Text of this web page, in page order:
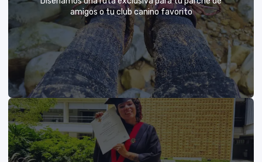
VER MÁS
amigos o tu club canino favorito